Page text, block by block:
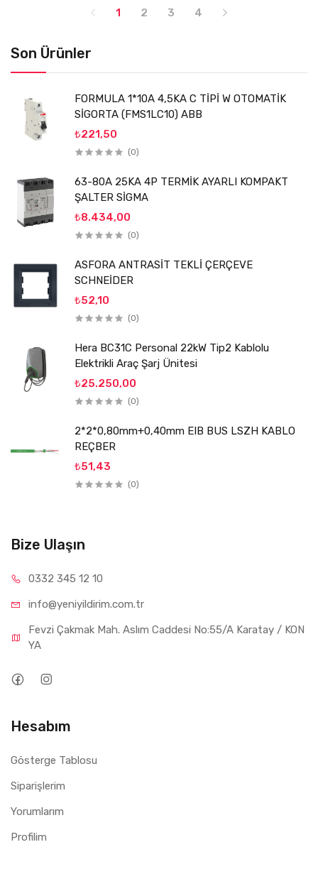
Son Ürünler
FORMULA 1*10A 4,5KA C TİPİ W OTOMATİK
SİGORTA (FMS1LC10) ABB
₺221,50
(0)
63-80A 25KA 4P TERMİK AYARLI KOMPAKT
ŞALTER SİGMA
₺8.434,00
(0)
ASFORA ANTRASİT TEKLİ ÇERÇEVE
SCHNEİDER
₺52,10
(0)
Hera BC31C Personal 22kW Tip2 Kablolu
Elektrikli Araç Şarj Ünitesi
₺25.250,00
(0)
2*2*0,80mm+0,40mm EIB BUS LSZH KABLO
REÇBER
₺51,43
(0)
1
2 3 4
Bize Ulaşın
0332 345 12 10
info@yeniyil dirim.com.tr
Fevzi Çakmak Mah. Aslım Caddesi No:55/A Karatay / KON
YA
Hesabım
Gösterge Tablosu
Siparişlerim
Yorumlarım
Profilim